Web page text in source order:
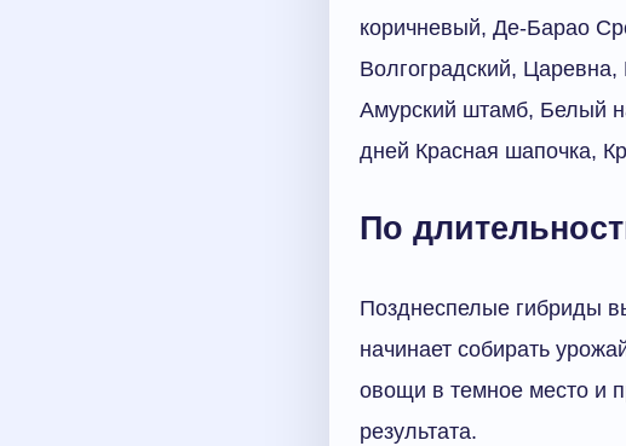
коричневый, Де-Барао
Волгоградский,
Амурский штамб, Белый
дней Красная шапочка,
По
Позднеспелые гибриды
начинает собирать
овощи в темное место и
результата.